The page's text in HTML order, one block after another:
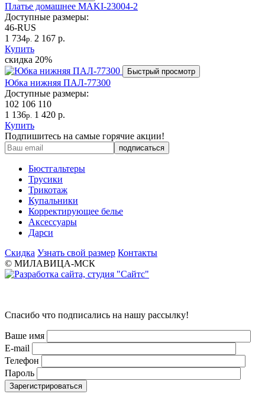
Платье домашнее MAKI-23004-2
Доступные размеры:
46-RUS
1 734р. 2 167 р.
Купить
скидка 20%
Быстрый просмотр
Юбка нижняя ПАЛ-77300
Доступные размеры:
102 106 110
1 136р. 1 420 р.
Купить
Подпишитесь на самые горячие акции!
Бюстгальтеры
Трусики
Трикотаж
Купальники
Корректирующее белье
Аксессуары
Дарси
Скидка Узнать свой размер Контакты
© МИЛАВИЦА-МСК
Спасибо что подписались на нашу рассылку!
Ваше имя
E-mail
Телефон
Пароль